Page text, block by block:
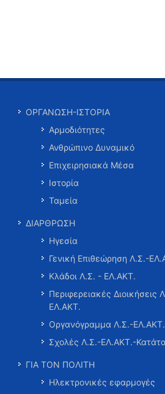
ΟΡΓΑΝΩΣΗ-ΙΣΤΟΡΙΑ
Αρμοδιότητες
Ανθρώπινο Δυναμικό
Επιχειρησιακά Μέσα
Ιστορία
Ταμεία
ΔΙΑΡΘΡΩΣΗ
Ηγεσία
Γενική Επιθεώρηση Λ.Σ.-
Κλάδοι Λ.Σ. - ΕΛ.ΑΚΤ.
Περιφερειακές Διοικήσεις
ΕΛ.ΑΚΤ.
Οργανόγραμμα Λ.Σ.-ΕΛ.ΑΚΤ.
Σχολές Λ.Σ.-ΕΛ.ΑΚΤ.-
ΓΙΑ ΤΟΝ ΠΟΛΙΤΗ
Ηλεκτρονικές εφαρμογές